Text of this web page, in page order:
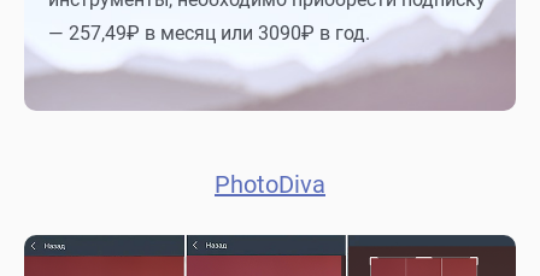
— 257,49₽ в месяц или 3090₽ в год.
PhotoDiva